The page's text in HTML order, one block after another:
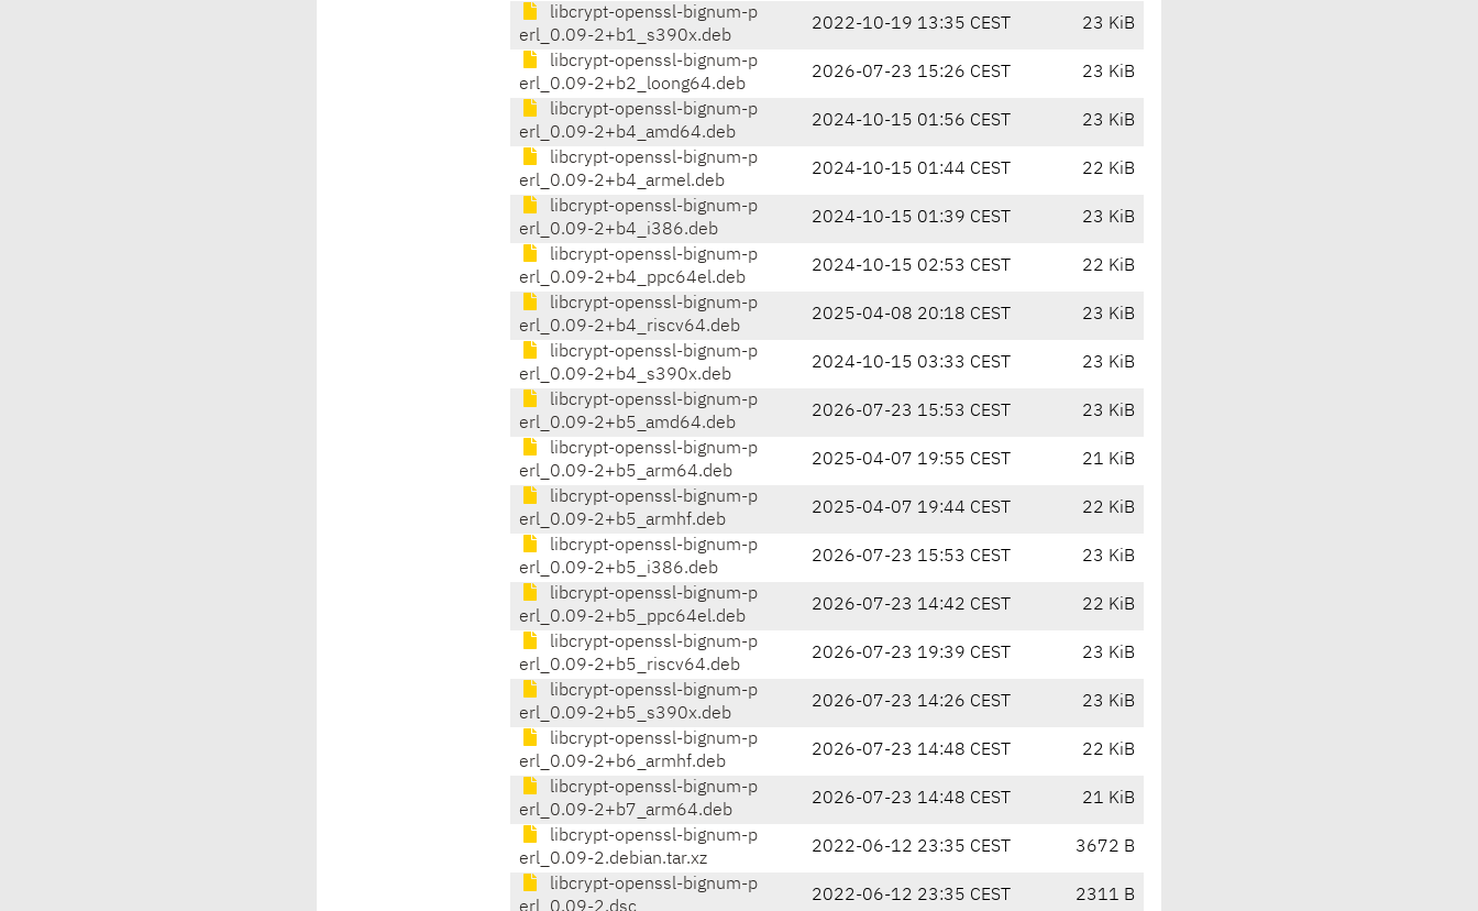
libcrypt-openssl-bignum-p
erl_0.09-2+b1_s390x.deb
2022-10-19 13:35 CEST 23 KiB
libcrypt-openssl-bignum-p
erl_0.09-2+b2_loong64.deb
2026-07-23 15:26 CEST 23 KiB
libcrypt-openssl-bignum-p
erl_0.09-2+b4_amd64.deb
2024-10-15 01:56 CEST 23 KiB
libcrypt-openssl-bignum-p
erl_0.09-2+b4_armel.deb
2024-10-15 01:44 CEST 22 KiB
libcrypt-openssl-bignum-p
erl_0.09-2+b4_i386.deb
2024-10-15 01:39 CEST 23 KiB
libcrypt-openssl-bignum-p
erl_0.09-2+b4_ppc64el.deb
2024-10-15 02:53 CEST 22 KiB
libcrypt-openssl-bignum-p
erl_0.09-2+b4_riscv64.deb
2025-04-08 20:18 CEST 23 KiB
libcrypt-openssl-bignum-p
erl_0.09-2+b4_s390x.deb
2024-10-15 03:33 CEST 23 KiB
libcrypt-openssl-bignum-p
erl_0.09-2+b5_amd64.deb
2026-07-23 15:53 CEST 23 KiB
libcrypt-openssl-bignum-p
erl_0.09-2+b5_arm64.deb
2025-04-07 19:55 CEST 21 KiB
libcrypt-openssl-bignum-p
erl_0.09-2+b5_armhf.deb
2025-04-07 19:44 CEST 22 KiB
libcrypt-openssl-bignum-p
erl_0.09-2+b5_i386.deb
2026-07-23 15:53 CEST 23 KiB
libcrypt-openssl-bignum-p
erl_0.09-2+b5_ppc64el.deb
2026-07-23 14:42 CEST 22 KiB
libcrypt-openssl-bignum-p
erl_0.09-2+b5_riscv64.deb
2026-07-23 19:39 CEST 23 KiB
libcrypt-openssl-bignum-p
erl_0.09-2+b5_s390x.deb
2026-07-23 14:26 CEST 23 KiB
libcrypt-openssl-bignum-p
erl_0.09-2+b6_armhf.deb
2026-07-23 14:48 CEST 22 KiB
libcrypt-openssl-bignum-p
erl_0.09-2+b7_arm64.deb
2026-07-23 14:48 CEST 21 KiB
libcrypt-openssl-bignum-p
erl_0.09-2.debian.tar.xz
2022-06-12 23:35 CEST 3672 B
libcrypt-openssl-bignum-p
2022-06-12 23:35 CEST 2311 B